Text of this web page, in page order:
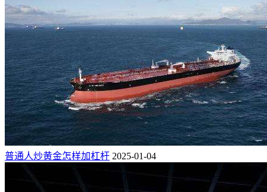
普通人炒黄金怎样加杠杆 2025-01-04